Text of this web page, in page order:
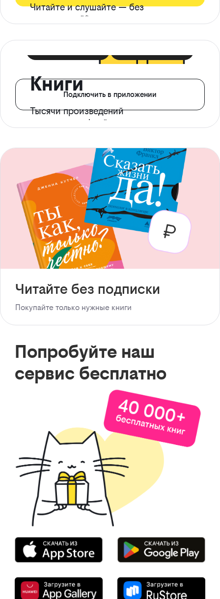
Читайте и слушайте — без
ограничений*
Книги
Тысячи произведений
с доступом офлайн
Подключить в приложении
Читайте без подписки
Покупайте только нужные книги
Попробуйте наш
сервис бесплатно